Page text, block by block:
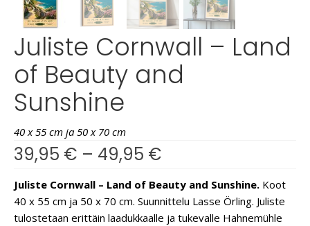
Juliste Cornwall – Land
of Beauty and
Sunshine
40 x 55 cm ja 50 x 70 cm
39,95 € – 49,95 €
Juliste Cornwall – Land of Beauty and Sunshine. Koot
40 x 55 cm ja 50 x 70 cm. Suunnittelu Lasse Örling. Juliste
tulostetaan erittäin laadukkaalle ja tukevalle Hahnemühle